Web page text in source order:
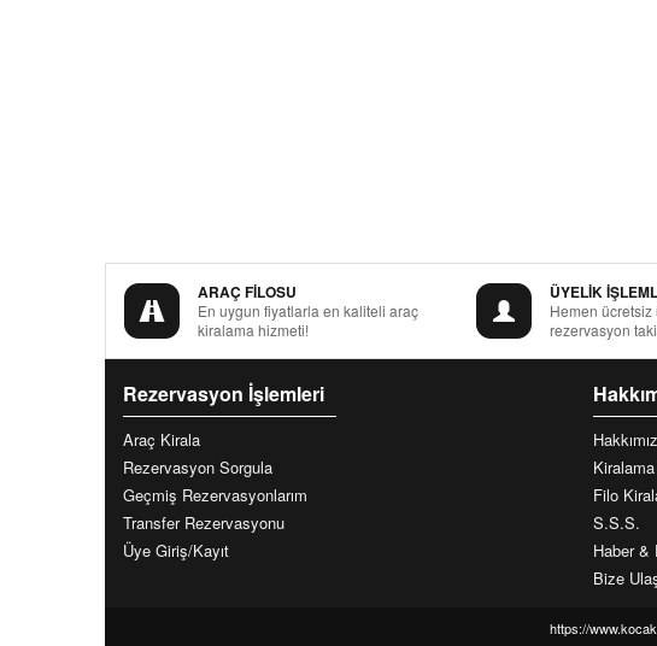
ARAÇ FİLOSU
En uygun fiyatlarla en kaliteli araç
kiralama hizmeti!
ÜYELİK
Hemen ücretsiz
rezervasyon
Rezervasyon İşlemleri
Araç Kirala
Rezervasyon Sorgula
Geçmiş Rezervasyonlarım
Transfer Rezervasyonu
Üye Giriş/Kayıt
Filo
S.S.S.
Haber &
Bize
https://